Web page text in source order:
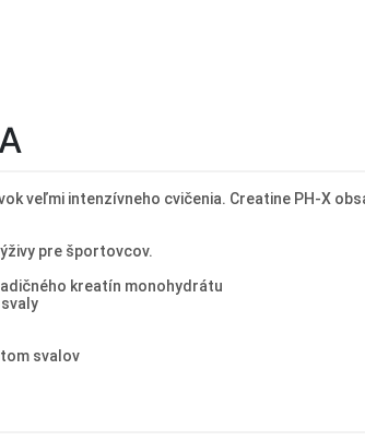
veľmi intenzívneho cvičenia. Creatine PH-X
pre športovcov.
kreatín monohydrátu
svalov